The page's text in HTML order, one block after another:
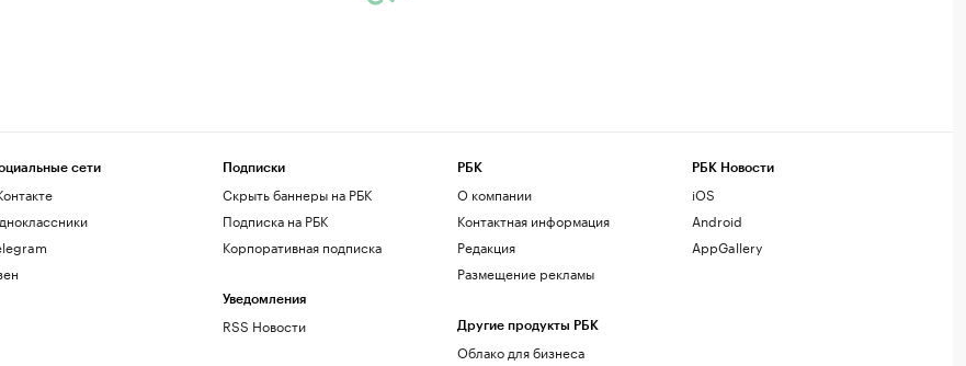
сети Подписки
Скрыть баннеры на РБК
Подписка на РБК
Корпоративная подписка
Уведомления
RSS Новости
РБК
О компании
Контактная информация
Редакция
Размещение рекламы
Другие продукты РБК
Облако для бизнеса
РБК Новости
iOS
Android
AppGallery